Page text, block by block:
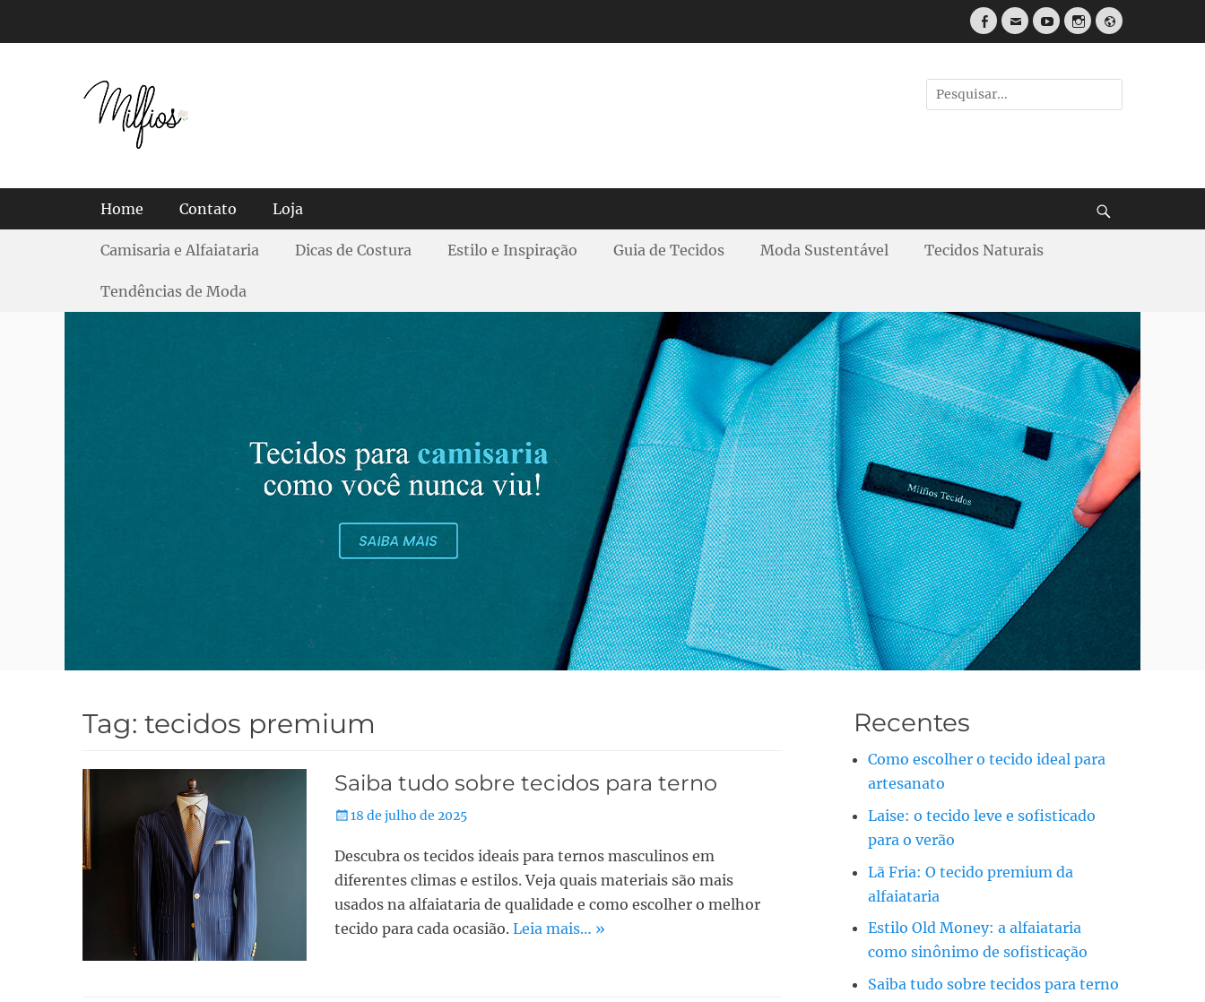
Tendências, Dicas e Guias de Tecidos
Menu principal
Home Contato Loja
Menu Secundário
Camisaria e Alfaiataria Dicas de Costura Estilo e Inspiração Guia de Tecidos Moda Sustentável Tecidos Naturais
Tendências de Moda
Tag: tecidos premium
Saiba tudo sobre tecidos para terno
18 de julho de 2025
Descubra os tecidos ideais para ternos masculinos em
diferentes climas e estilos. Veja quais materiais são mais
usados na alfaiataria de qualidade e como escolher o melhor
tecido para cada ocasião. Leia mais… »
Recentes
Como escolher o tecido ideal para
artesanato
Laise: o tecido leve e sofisticado
para o verão
Lã Fria: O tecido premium da
alfaiataria
Estilo Old Money: a alfaiataria
como sinônimo de sofisticação
Saiba tudo sobre tecidos para terno